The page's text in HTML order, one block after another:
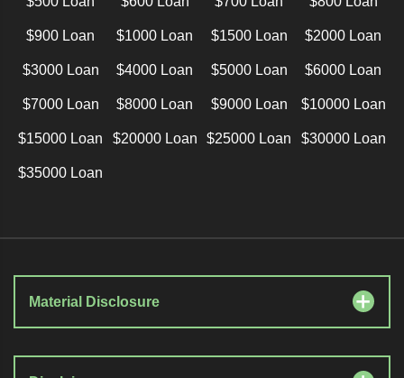
$900 Loan $1000 Loan $1500 Loan $2000 Loan
$3000 Loan $4000 Loan $5000 Loan $6000 Loan
$7000 Loan $8000 Loan $9000 Loan $10000 Loan
$15000 Loan $20000 Loan $25000 Loan $30000 Loan
$35000 Loan
Material Disclosure